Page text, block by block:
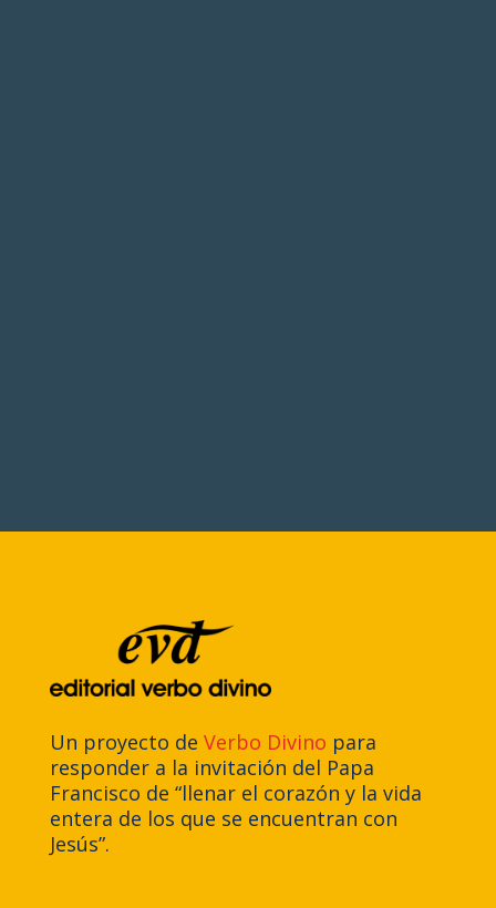
Un proyecto de Verbo Divino para
responder a la invitación del Papa
Francisco de “llenar el corazón y la vida
entera de los que se encuentran con
Jesús”.